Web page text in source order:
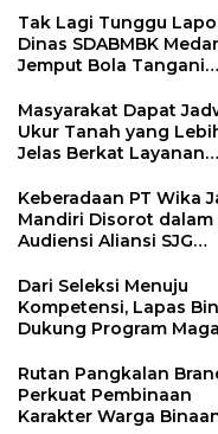
Tak Lagi Tunggu
Dinas SDABMBK Medan
Jemput Bola Tangani
Masyarakat Dapat
Ukur Tanah yang
Jelas Berkat Layanan
Keberadaan PT Wika
Mandiri Disorot dalam
Audiensi Aliansi SJG
Dari Seleksi Menuju
Kompetensi, Lapas
Dukung Program
Rutan Pangkalan
Perkuat Pembinaan
Karakter Warga